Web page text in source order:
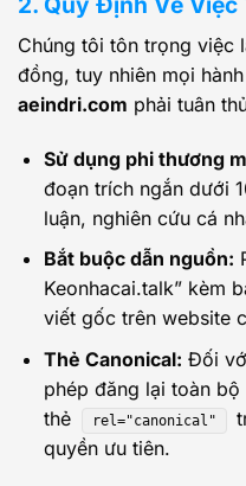
Chúng tôi tôn trọng việc
đồng, tuy nhiên mọi
aeindri.com phải tuân
Sử dụng phi thương
đoạn trích ngắn dưới
luận, nghiên cứu cá
Bắt buộc dẫn nguồn:
Keonhacai.talk” kèm
viết gốc trên website
Thẻ Canonical: Đối
phép đăng lại toàn
thẻ
rel="canonical"
quyền ưu tiên.